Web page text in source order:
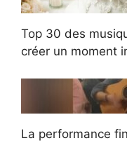
Top 30 des
créer un moment
La performance